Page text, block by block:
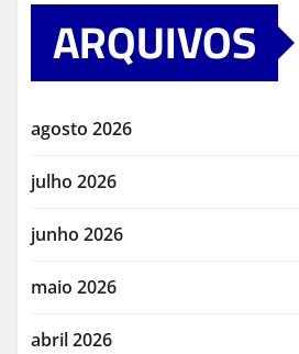
ARQUIVOS
agosto 2026
julho 2026
junho 2026
maio 2026
abril 2026